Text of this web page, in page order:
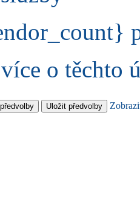
o těchto
Uložit předvolby